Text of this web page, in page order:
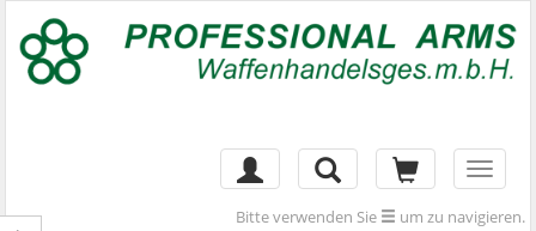
Bitte verwenden Sie um zu navigieren.